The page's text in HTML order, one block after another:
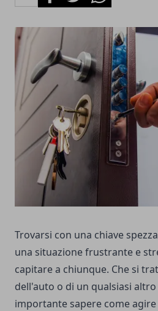
Trovarsi con una chiave
una situazione frustrante e
capitare a chiunque. Che si
dell'auto o di un qualsiasi altro
importante sapere come